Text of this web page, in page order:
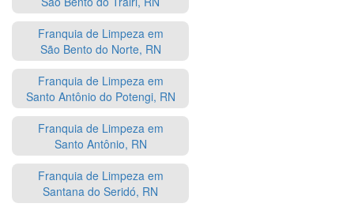
Franquia de Limpeza em
São Bento do Norte, RN
Franquia de Limpeza em
Santo Antônio do Potengi, RN
Franquia de Limpeza em
Santo Antônio, RN
Franquia de Limpeza em
Santana do Seridó, RN